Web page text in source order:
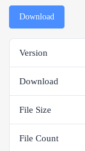
Download
Version
Download
File Size
File Count